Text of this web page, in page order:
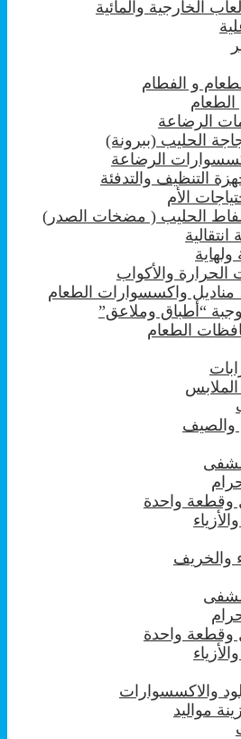
الخارجية والمائية
و الفطام
الرضاعة
الحليب (ببرونة)
الرضاعة
التنظيف والتدفئة
الأم
الحليب ( مضخات الصدر)
والأكواب
مناديل واكسسوارات الطعام
“أطباق وملاعق”
الطعام
والصيف
وقطعة واحدة
والخريف
وقطعة واحدة
والاكسسوارات
مواليد